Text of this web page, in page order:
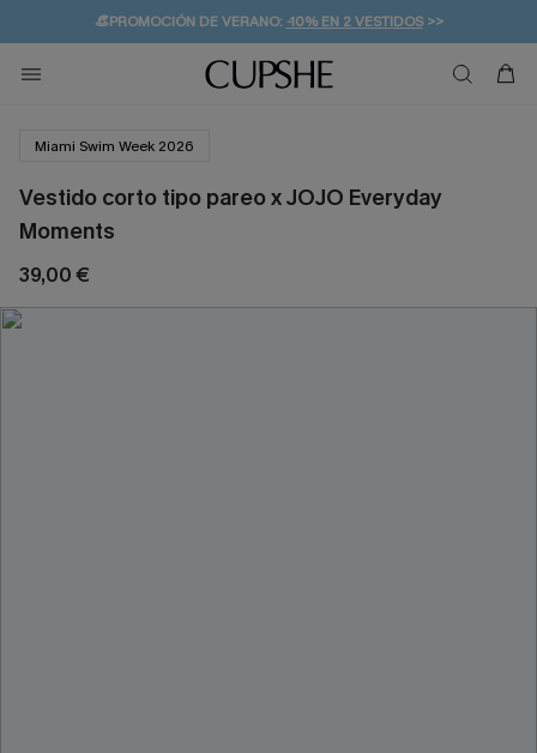
👒PROMOCIÓN DE VERANO:-10% EN 2 VESTIDOS>>
💌¡SUSCRIBIRSE & GANAR -10% EXTRA!
🚚ENVÍO GRATUITO A PARTIR DE 49 € >>
Miami Swim Week 2026
Vestido corto tipo pareo x JOJO Everyday
Moments
39,00 €